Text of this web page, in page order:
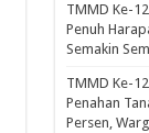
TMMD Ke-
Penuh
Semakin
TMMD Ke-
Penahan
Persen,